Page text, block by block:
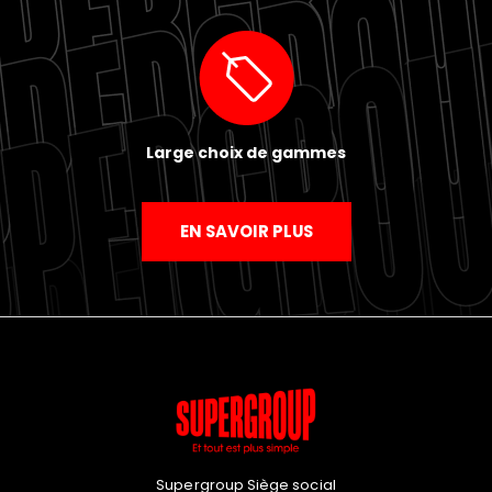
Large choix de gammes
EN SAVOIR PLUS
Supergroup Siège social